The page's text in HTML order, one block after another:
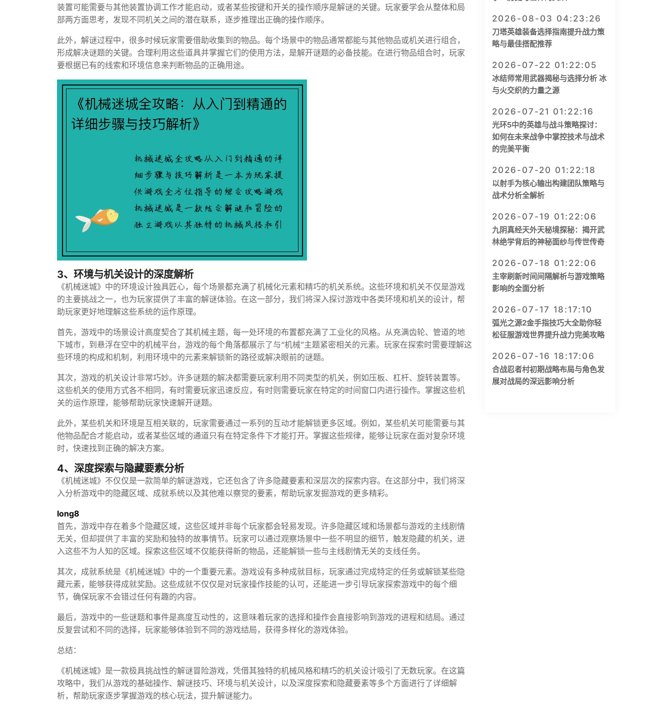
装置可能需要与其他装置协调工作才能启动，或者某些按键和开关的操作顺序是解谜的关键。玩家要学会从整体和局
部两方面思考，发现不同机关之间的潜在联系，逐步推理出正确的操作顺序。
此外，解谜过程中，很多时候玩家需要借助收集到的物品。每个场景中的物品通常都能与其他物品或机关进行组合，
形成解决谜题的关键。合理利用这些道具并掌握它们的使用方法，是解开谜题的必备技能。在进行物品组合时，玩家
要根据已有的线索和环境信息来判断物品的正确用途。
3、环境与机关设计的深度解析
《机械迷城》中的环境设计独具匠心，每个场景都充满了机械化元素和精巧的机关系统。这些环境和机关不仅是游戏
的主要挑战之一，也为玩家提供了丰富的解谜体验。在这一部分，我们将深入探讨游戏中各类环境和机关的设计，帮
助玩家更好地理解这些系统的运作原理。
首先，游戏中的场景设计高度契合了其机械主题，每一处环境的布置都充满了工业化的风格。从充满齿轮、管道的地
下城市，到悬浮在空中的机械平台，游戏的每个角落都展示了与“机械”主题紧密相关的元素。玩家在探索时需要理解这
些环境的构成和机制，利用环境中的元素来解锁新的路径或解决眼前的谜题。
其次，游戏的机关设计非常巧妙。许多谜题的解决都需要玩家利用不同类型的机关，例如压板、杠杆、旋转装置等。
这些机关的使用方式各不相同，有时需要玩家迅速反应，有时则需要玩家在特定的时间窗口内进行操作。掌握这些机
关的运作原理，能够帮助玩家快速解开谜题。
此外，某些机关和环境是互相关联的，玩家需要通过一系列的互动才能解锁更多区域。例如，某些机关可能需要与其
他物品配合才能启动，或者某些区域的通道只有在特定条件下才能打开。掌握这些规律，能够让玩家在面对复杂环境
时，快速找到正确的解决方案。
4、深度探索与隐藏要素分析
《机械迷城》不仅仅是一款简单的解谜游戏，它还包含了许多隐藏要素和深层次的探索内容。在这部分中，我们将深
入分析游戏中的隐藏区域、成就系统以及其他难以察觉的要素，帮助玩家发掘游戏的更多精彩。
long8
首先，游戏中存在着多个隐藏区域，这些区域并非每个玩家都会轻易发现。许多隐藏区域和场景都与游戏的主线剧情
无关，但却提供了丰富的奖励和独特的故事情节。玩家可以通过观察场景中一些不明显的细节，触发隐藏的机关，进
入这些不为人知的区域。探索这些区域不仅能获得新的物品，还能解锁一些与主线剧情无关的支线任务。
其次，成就系统是《机械迷城》中的一个重要元素。游戏设有多种成就目标，玩家通过完成特定的任务或解锁某些隐
藏元素，能够获得成就奖励。这些成就不仅仅是对玩家操作技能的认可，还能进一步引导玩家探索游戏中的每个细
节，确保玩家不会错过任何有趣的内容。
最后，游戏中的一些谜题和事件是高度互动性的，这意味着玩家的选择和操作会直接影响到游戏的进程和结局。通过
反复尝试和不同的选择，玩家能够体验到不同的游戏结局，获得多样化的游戏体验。
总结：
《机械迷城》是一款极具挑战性的解谜冒险游戏，凭借其独特的机械风格和精巧的机关设计吸引了无数玩家。在这篇
攻略中，我们从游戏的基础操作、解谜技巧、环境与机关设计，以及深度探索和隐藏要素等多个方面进行了详细解
析，帮助玩家逐步掌握游戏的核心玩法，提升解谜能力。
2026-08-03 04:23:26
刀塔英雄装备选择指南提升战力策
略与最佳搭配推荐
2026-07-22 01:22:05
冰结师常用武器揭秘与选择分析 冰
与火交织的力量之源
2026-07-21 01:22:16
光环5中的英雄与战斗策略探讨：
如何在未来战争中掌控技术与战术
的完美平衡
2026-07-20 01:22:18
以射手为核心输出构建团队策略与
战术分析全解析
2026-07-19 01:22:06
九阴真经天外天秘境探秘：揭开武
林绝学背后的神秘面纱与传世传奇
2026-07-18 01:22:06
主宰刷新时间间隔解析与游戏策略
影响的全面分析
2026-07-17 18:17:10
弧光之源2金手指技巧大全助你轻
松征服游戏世界提升战力完美攻略
2026-07-16 18:17:06
合战忍者村初期战略布局与角色发
展对战局的深远影响分析